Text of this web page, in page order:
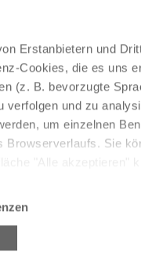
Erstanbietern und
Cookies, die es uns
(z. B. bevorzugte
und zu
um einzelnen
Sie
Dom stammt aus
Weitere
Parlamento della
statt, sowie im
Ob Käse,
genug
Balkan-Küche und